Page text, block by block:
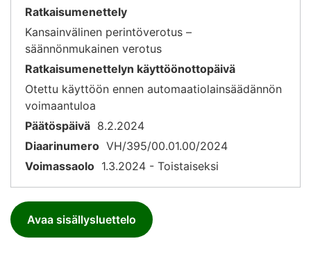
Ratkaisumenettely
Kansainvälinen perintöverotus –
säännönmukainen verotus
Ratkaisumenettelyn käyttöönottopäivä
Otettu käyttöön ennen automaatiolainsäädännön
voimaantuloa
Päätöspäivä 8.2.2024
Diaarinumero VH/395/00.01.00/2024
Voimassaolo 1.3.2024 - Toistaiseksi
Avaa sisällysluettelo